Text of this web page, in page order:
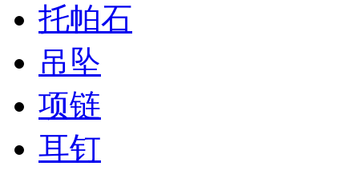
托帕石
吊坠
项链
耳钉